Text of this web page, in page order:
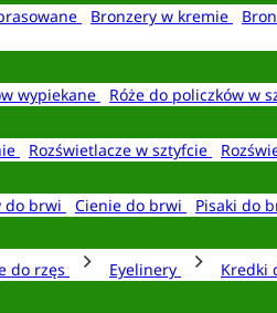
Bronzery w kremie
wypiekane Róże do policzków w
Rozświetlacze w sztyfcie
do brwi Cienie do brwi Pisaki do
do rzęs Eyelinery Kredki